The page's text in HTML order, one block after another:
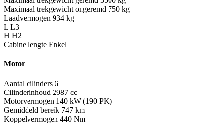
Maximaal trekgewicht ongeremd 750 kg
Laadvermogen 934 kg
L L3
H H2
Cabine lengte Enkel
Motor
Aantal cilinders 6
Cilinderinhoud 2987 cc
Motorvermogen 140 kW (190 PK)
Gemiddeld bereik 747 km
Koppelvermogen 440 Nm